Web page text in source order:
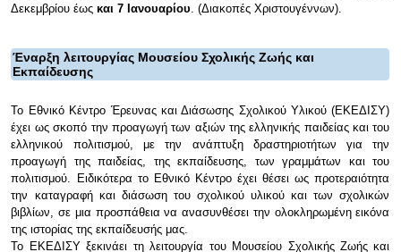
Δεκεμβρίου έωςκαι 7 Ιανουαρίου . (Διακοπές Χριστουγέννων).
Έναρξη λειτουργίας Μουσείου Σχολικής Ζωής και
Εκπαίδευσης
Το Εθνικό Κέντρο Έρευνας και Διάσωσης Σχολικού Υλικού (ΕΚΕΔΙΣΥ)
έχει ως σκοπό την προαγωγή των αξιών της ελληνικής παιδείας και του
ελληνικού πολιτισμού, με την ανάπτυξη δραστηριοτήτων για την
προαγωγή της παιδείας, της εκπαίδευσης, των γραμμάτων και του
πολιτισμού. Ειδικότερα το Εθνικό Κέντρο έχει θέσει ως προτεραιότητα
την καταγραφή και διάσωση του σχολικού υλικού και των σχολικών
βιβλίων, σε μια προσπάθεια να ανασυνθέσει την ολοκληρωμένη εικόνα
της ιστορίας της εκπαίδευσής μας.
Το ΕΚΕΔΙΣΥ ξεκινάει τη λειτουργία του Μουσείου Σχολικής Ζωής και